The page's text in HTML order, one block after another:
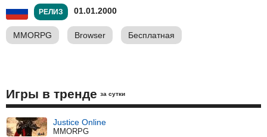
РЕЛИЗ 01.01.2000
MMORPG Browser Бесплатная
Игры в тренде за сутки
Justice Online
MMORPG